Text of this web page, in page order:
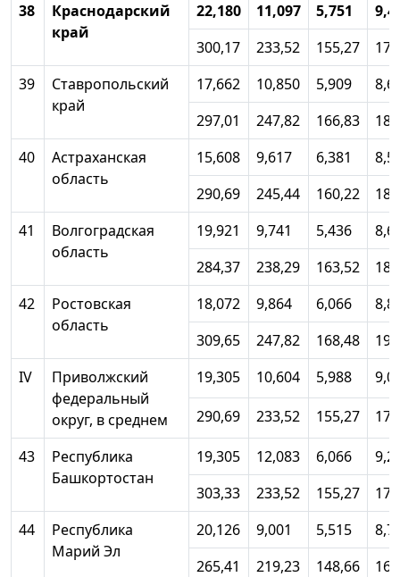
38
Краснодарский
край
22,180 11,097 5,751
300,17
233,52 155,27
39
Ставропольский
край
17,662 10,850 5,909
297,01
247,82 166,83
40
Астраханская
область
15,608 9,617 6,381
290,69
245,44 160,22
41
Волгоградская
область
19,921 9,741 5,436
284,37
238,29 163,52
42
Ростовская
область
18,072 9,864 6,066
309,65
247,82 168,48
IV
Приволжский
федеральный
округ, в среднем
19,305 10,604 5,988
290,69
233,52 155,27
43
Республика
Башкортостан
19,305 12,083 6,066
303,33
233,52 155,27
44
Республика
Марий Эл
20,126 9,001 5,515
265,41
219,23 148,66